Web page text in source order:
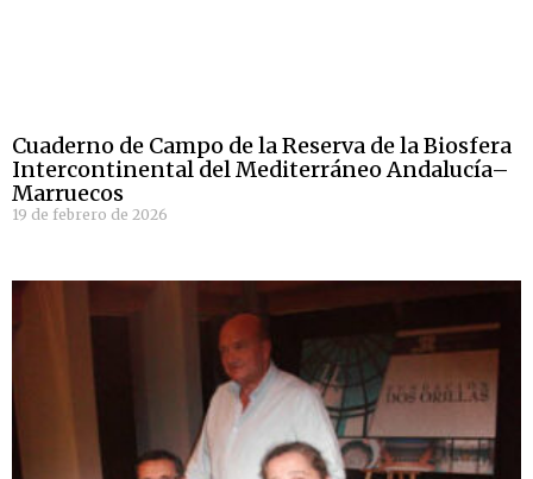
Cuaderno de Campo de la Reserva de la Biosfera
Intercontinental del Mediterráneo Andalucía–
Marruecos
19 de febrero de 2026